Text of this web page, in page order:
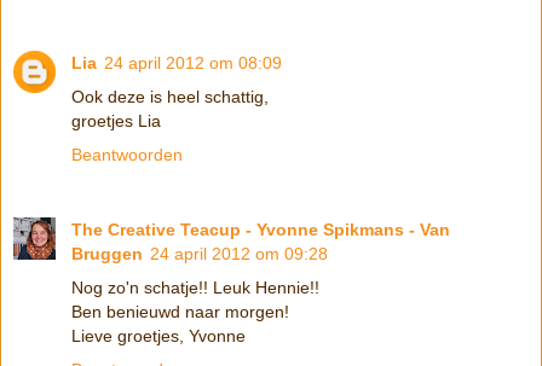
Lia 24 april 2012 om 08:09
Ook deze is heel schattig,
groetjes Lia
Beantwoorden
The Creative Teacup - Yvonne Spikmans - Van
Bruggen 24 april 2012 om 09:28
Nog zo'n schatje!! Leuk Hennie!!
Ben benieuwd naar morgen!
Lieve groetjes, Yvonne